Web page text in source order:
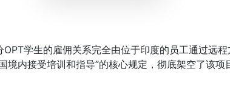
学生的雇佣关系完全由位于印度的员工通过远程
境内接受培训和指导”的核心规定，彻底架空了该项